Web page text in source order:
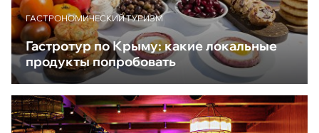
ГАСТРОНОМИЧЕСКИЙ ТУРИЗМ
Гастротур по Крыму: какие локальные
продукты попробовать